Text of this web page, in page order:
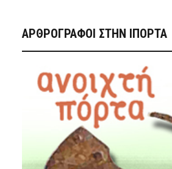
ΑΡΘΡΟΓΡΑΦΟΙ ΣΤΗΝ IΠΟΡΤΑ